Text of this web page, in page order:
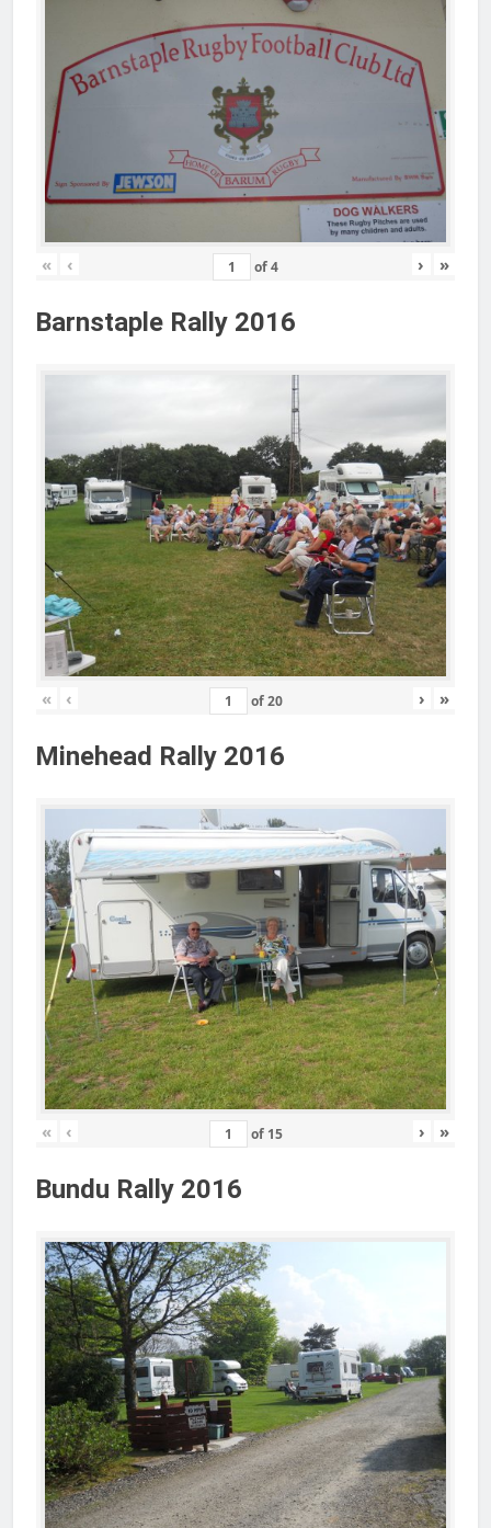
« ‹ of4 › »
Barnstaple Rally 2016
« ‹ of20 › »
Minehead Rally 2016
« ‹ of 15 › »
Bundu Rally 2016